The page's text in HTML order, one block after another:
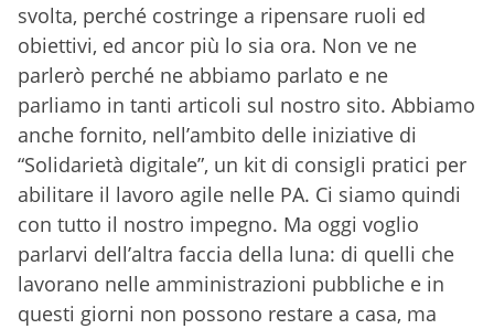
svolta, perché costringe a ripensare ruoli ed
obiettivi, ed ancor più lo sia ora. Non ve ne
parlerò perché ne abbiamo parlato e ne
parliamo in tanti articoli sul nostro sito. Abbiamo
anche fornito, nell’ambito delle iniziative di
“Solidarietà digitale”, un kit di consigli pratici per
abilitare il lavoro agile nelle PA. Ci siamo quindi
con tutto il nostro impegno. Ma oggi voglio
parlarvi dell’altra faccia della luna: di quelli che
lavorano nelle amministrazioni pubbliche e in
questi giorni non possono restare a casa, ma